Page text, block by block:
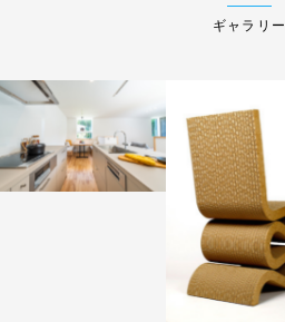
ギャラリー